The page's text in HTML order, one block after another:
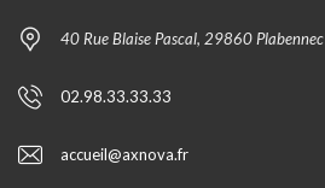
40 Rue Blaise Pascal, 29860 Plabennec
02.98.33.33.33
accueil@axnova.fr